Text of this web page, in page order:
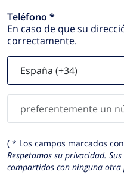
Teléfono *
En caso de que su
correctamente.
( * Los campos marcados
Respetamos su privacidad.
compartidos con ninguna otra